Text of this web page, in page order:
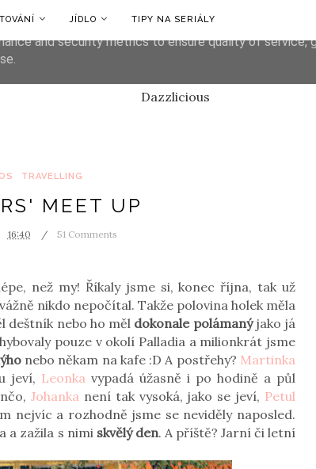
JÍDLO TIPY NA SERIÁLY
TRAVELLING
MEET UP
16:40 51 Comments
než my! Říkaly jsme si, konec října, tak už
nikdo nepočítal. Takže polovina holek měla
deštník nebo ho měl dokonale polámanýjako já
pouze v okolí Palladia a milionkrát jsme
nebo někam na kafe :D A postřehy? Martinka
jeví, Leonka vypadá úžasně i po hodině a půl
Johankanení tak vysoká, jako se jeví, Petul
nejvíc a rozhodně jsme se neviděly naposled.
a zažila s nimi skvělý den. A příště? Jarní či letní
its services and to analyze traffic. Your IP address
and security metrics to ensure quality of service,